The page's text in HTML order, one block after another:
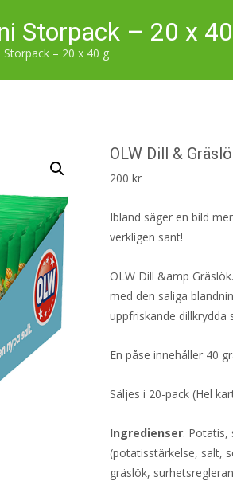
Storpack – 20 x
– 20 x 40 g
OLW Dill &
200kr
Ibland säger en bild
verkligen sant!
OLW Dill &amp
med den saliga
uppfriskande
En påse innehåller 40
Säljes i 20-pack (Hel
Ingredienser: Potatis,
(potatisstärkelse, salt,
gräslök,